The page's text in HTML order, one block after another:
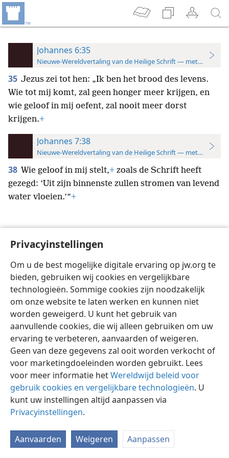
Privacyinstellingen
Om u de best mogelijke digitale ervaring op jw.org te
bieden, gebruiken wij cookies en vergelijkbare
technologieën. Sommige cookies zijn noodzakelijk
om onze website te laten werken en kunnen niet
worden geweigerd. U kunt het gebruik van
aanvullende cookies, die wij alleen gebruiken om uw
ervaring te verbeteren, aanvaarden of weigeren.
Geen van deze gegevens zal ooit worden verkocht of
voor marketingdoeleinden worden gebruikt. Lees
voor meer informatie hetWereldwijd beleid voor
gebruik cookies en vergelijkbare technologieën. U
kunt uw instellingen altijd aanpassen via
Privacyinstellingen.
Aanvaarden Weigeren Aanpassen
Johannes 6:35
Nieuwe-Wereldvertaling van de Heilige Schrift — met
35 Jezus zei tot hen: „Ik ben het brood des levens.
Wie tot mij komt, zal geen honger meer krijgen, en
wie geloof in mij oefent, zal nooit meer dorst
krijgen.+
Johannes 7:38
Nieuwe-Wereldvertaling van de Heilige Schrift — met
38 Wie geloof in mij stelt,+ zoals de Schrift heeft
gezegd: ’Uit zijn binnenste zullen stromen van levend
water vloeien.’”+
Nederlands Instellingen
Copyright © 2026 Watch Tower Bible and Tract Society of Pennsylvania
Gebruiksvoorwaarden Privacybeleid
JW.ORG
Inloggen